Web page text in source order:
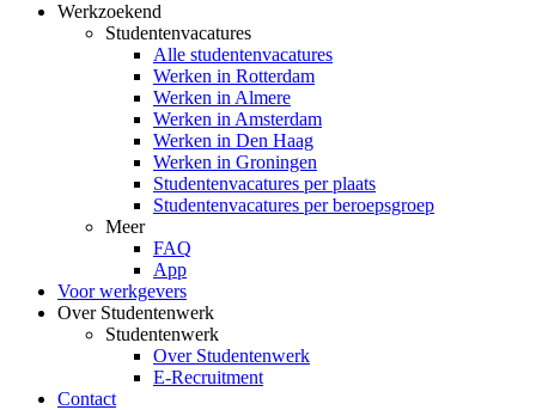
Werkzoekend
Studentenvacatures
Alle studentenvacatures
Werken in Rotterdam
Werken in Almere
Werken in Amsterdam
Werken in Den Haag
Werken in Groningen
Studentenvacatures per plaats
Studentenvacatures per beroepsgroep
Meer
FAQ
App
Voor werkgevers
Over Studentenwerk
Studentenwerk
Over Studentenwerk
E-Recruitment
Contact